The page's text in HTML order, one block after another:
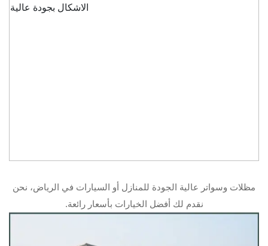
مظلات وسواتر عالية الجودة للمنازل أو السيارات في الرياض، نحن
نقدم لك أفضل الخيارات بأسعار رائعة.